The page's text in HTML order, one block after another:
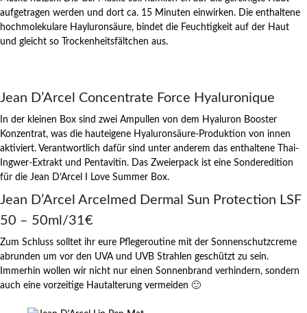
aufgetragen werden und dort ca. 15 Minuten einwirken. Die enthaltene
hochmolekulare Hayluronsäure, bindet die Feuchtigkeit auf der Haut
und gleicht so Trockenheitsfältchen aus.
Jean D’Arcel Concentrate Force Hyaluronique
In der kleinen Box sind zwei Ampullen von dem Hyaluron Booster
Konzentrat, was die hauteigene Hyaluronsäure-Produktion von innen
aktiviert. Verantwortlich dafür sind unter anderem das enthaltene Thai-
Ingwer-Extrakt und Pentavitin. Das Zweierpack ist eine Sonderedition
für die Jean D’Arcel I Love Summer Box.
Jean D’Arcel Arcelmed Dermal Sun Protection LSF
50 – 50ml/31€
Zum Schluss solltet ihr eure Pflegeroutine mit der Sonnenschutzcreme
abrunden um vor den UVA und UVB Strahlen geschützt zu sein.
Immerhin wollen wir nicht nur einen Sonnenbrand verhindern, sondern
auch eine vorzeitige Hautalterung vermeiden 🙂